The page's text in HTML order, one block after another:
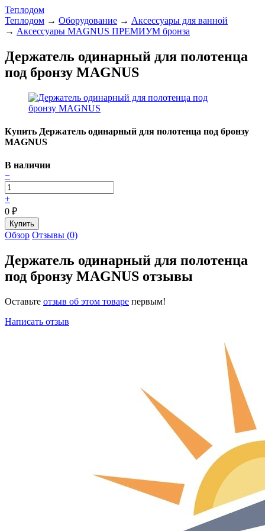
Теплодом
Теплодом → Оборудование → Аксессуары для ванной
→ Аксессуары MAGNUS ПРЕМИУМ бронза
Держатель одинарный для полотенца
под бронзу MAGNUS
Купить Держатель одинарный для полотенца под бронзу
MAGNUS
В наличии
−
+
0 ₽
Обзор Отзывы (0)
Держатель одинарный для полотенца
под бронзу MAGNUS отзывы
Оставьте отзыв об этом товаре первым!
Написать отзыв